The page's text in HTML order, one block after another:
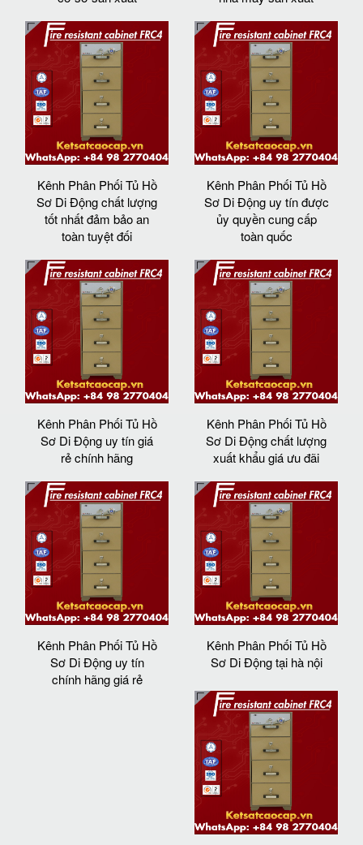
Kênh Phân Phối Tủ Hồ
Sơ Di Động chất lượng
tốt nhất đảm bảo an
toàn tuyệt đối
Kênh Phân Phối Tủ Hồ
Sơ Di Động uy tín được
ủy quyền cung cấp
toàn quốc
Kênh Phân Phối Tủ Hồ
Sơ Di Động uy tín giá
rẻ chính hãng
Kênh Phân Phối Tủ Hồ
Sơ Di Động chất lượng
xuất khẩu giá ưu đãi
Kênh Phân Phối Tủ Hồ
Sơ Di Động uy tín
chính hãng giá rẻ
Kênh Phân Phối Tủ Hồ
Sơ Di Động tại hà nội